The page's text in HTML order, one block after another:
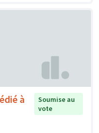
à
Soumise au
vote